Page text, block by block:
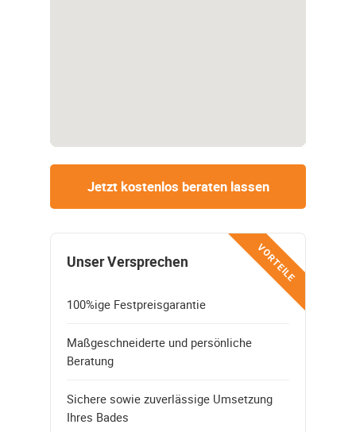
Jetzt kostenlos beraten lassen
VORTEILE
Unser Versprechen
100%ige Festpreisgarantie
Maßgeschneiderte und persönliche
Beratung
Sichere sowie zuverlässige Umsetzung
Ihres Bades